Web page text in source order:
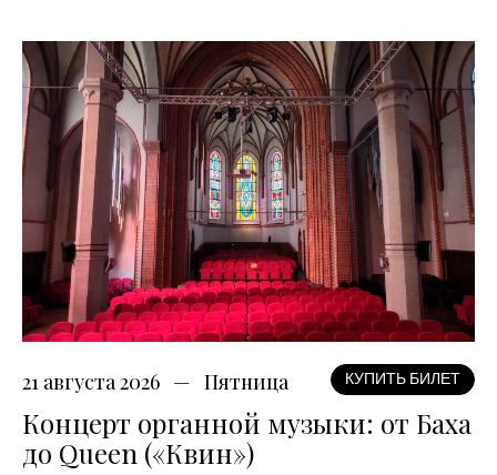
21 августа 2026 Пятница КУПИТЬ БИЛЕТ
Концерт органной музыки: от Баха
до Queen («Квин»)